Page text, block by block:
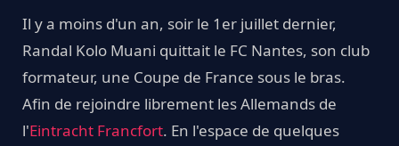
Il y a moins d'un an, soir le 1er juillet dernier,
Randal Kolo Muani quittait le FC Nantes, son club
formateur, une Coupe de France sous le bras.
Afin de rejoindre librement les Allemands de
l'Eintracht Francfort. En l'espace de quelques